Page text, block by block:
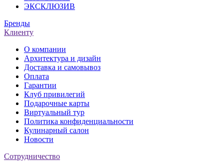
ЭКСКЛЮЗИВ
Бренды
Клиенту
О компании
Архитектура и дизайн
Доставка и самовывоз
Оплата
Гарантии
Клуб привилегий
Подарочные карты
Виртуальный тур
Политика конфиденциальности
Кулинарный салон
Новости
Сотрудничество